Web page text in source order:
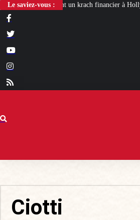
Le saviez-vous :
financier à Hollywood [QUIZ] Citations
Ciotti